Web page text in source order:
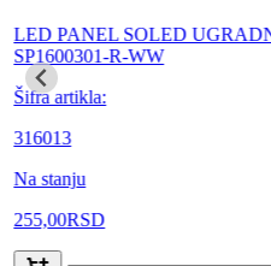
LED PANEL SOLED
SP1600301-R-WW
Šifra artikla:
316013
Na stanju
255,00RSD